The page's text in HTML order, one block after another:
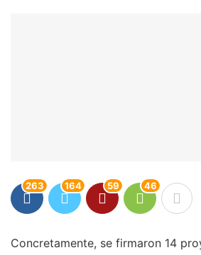
263 164 59 46
Concretamente, se firmaron 14